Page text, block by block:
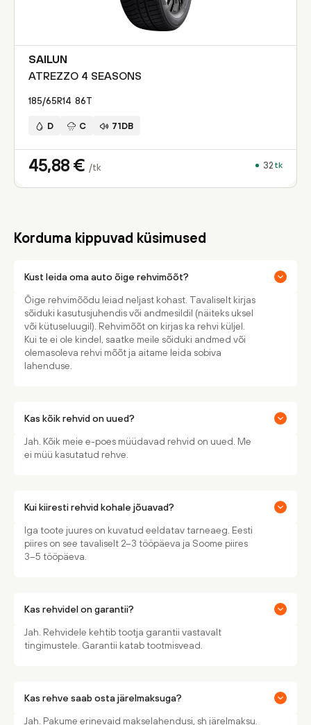
SAILUN
ATREZZO 4 SEASONS
185/65R14 86T
D C 71DB
45,88 € /tk 32 tk
Korduma kippuvad küsimused
Kust leida oma auto õige rehvimõõt?
Õige rehvimõõdu leiad neljast kohast. Tavaliselt kirjas
sõiduki kasutusjuhendis või andmesildil (näiteks uksel
või kütuseluugil). Rehvimõõt on kirjas ka rehvi küljel.
Kui te ei ole kindel, saatke meile sõiduki andmed või
olemasoleva rehvi mõõt ja aitame leida sobiva
lahenduse.
Kas kõik rehvid on uued?
Jah. Kõik meie e-poes müüdavad rehvid on uued. Me
ei müü kasutatud rehve.
Kui kiiresti rehvid kohale jõuavad?
Iga toote juures on kuvatud eeldatav tarneaeg. Eesti
piires on see tavaliselt 2–3 tööpäeva ja Soome piires
3–5 tööpäeva.
Kas rehvidel on garantii?
Jah. Rehvidele kehtib tootja garantii vastavalt
tingimustele. Garantii katab tootmisvead.
Kas rehve saab osta järelmaksuga?
Jah. Pakume erinevaid makselahendusi, sh järelmaksu.